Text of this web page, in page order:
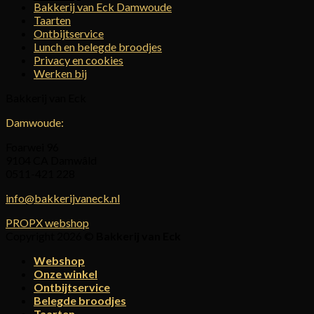
Bakkerij van Eck Damwoude
Taarten
Ontbijtservice
Lunch en belegde broodjes
Privacy en cookies
Werken bij
Damwoude:
info@bakkerijvaneck.nl
PROPX webshop
Webshop
Onze winkel
Ontbijtservice
Belegde broodjes